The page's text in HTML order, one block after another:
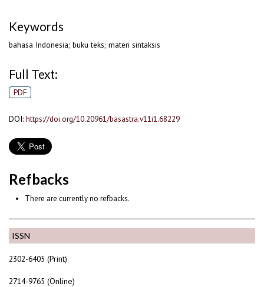
ISSN
2302-6405 (Print)
2714-9765 (Online)
Keywords
bahasa Indonesia; buku teks; materi sintaksis
Full Text:
PDF
DOI: https://doi.org/10.20961/basastra.v11i1.68229
Refbacks
There are currently no refbacks.